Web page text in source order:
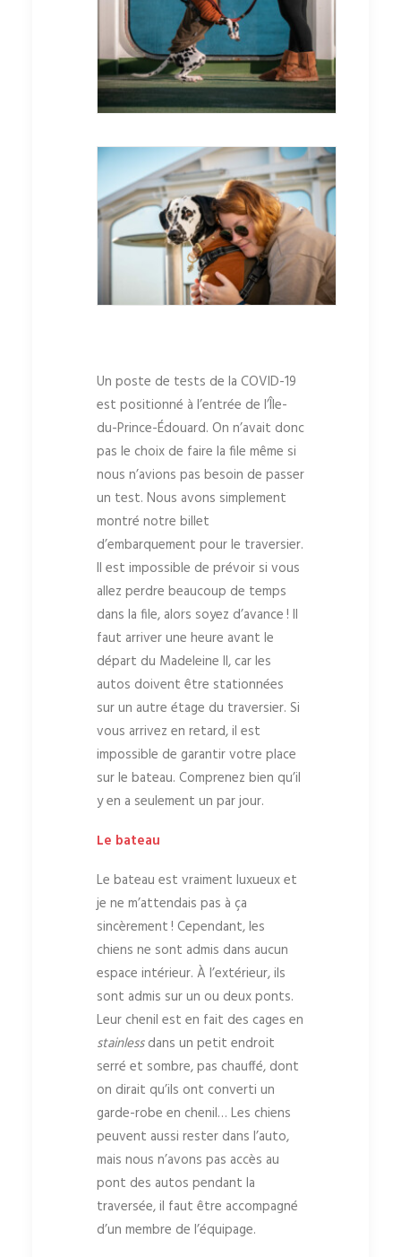
Un poste de tests de la COVID-19
est positionné à l’entrée de l’Île-
du-Prince-Édouard. On n’avait donc
pas le choix de faire la file même si
nous n’avions pas besoin de passer
un test. Nous avons simplement
montré notre billet
d’embarquement pour le traversier.
Il est impossible de prévoir si vous
allez perdre beaucoup de temps
dans la file, alors soyez d’avance ! Il
faut arriver une heure avant le
départ du Madeleine II, car les
autos doivent être stationnées
sur un autre étage du traversier. Si
vous arrivez en retard, il est
impossible de garantir votre place
sur le bateau. Comprenez bien qu’il
y en a seulement un par jour.
Le bateau
Le bateau est vraiment luxueux et
je ne m’attendais pas à ça
sincèrement ! Cependant, les
chiens ne sont admis dans aucun
espace intérieur. À l’extérieur, ils
sont admis sur un ou deux ponts.
Leur chenil est en fait des cages en
stainlessdans un petit endroit
serré et sombre, pas chauffé, dont
on dirait qu’ils ont converti un
garde-robe en chenil… Les chiens
peuvent aussi rester dans l’auto,
mais nous n’avons pas accès au
pont des autos pendant la
traversée, il faut être accompagné
d’un membre de l’équipage.